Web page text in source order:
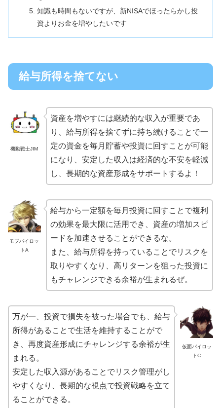
知識も時間もないですが、新NISAでほったらかし投
資よりお金を増やしたいです
給与所得を捨てない
機動戦士JIM
資産を増やすには継続的な収入が重要であ
り、給与所得を捨てずに持ち続けることで一
定の資金を毎月貯蓄や投資に回すことが可能
になり、安定した収入は経済的な不安を軽減
し、長期的な資産形成をサポートするよ！
モブパイロッ
トA
給与から一定額を毎月投資に回すことで複利
の効果を最大限に活用でき、資産の増加スピ
ードを加速させることができるな。
また、給与所得を持っていることでリスクを
取りやすくなり、高リターンを狙った投資に
もチャレンジできる余裕が生まれるぜ。
仮面パイロッ
トC
万が一、投資で損失を被った場合でも、給与
所得があることで生活を維持することがで
き、再度資産形成にチャレンジする余裕が生
まれる。
安定した収入源があることでリスク管理がし
やすくなり、長期的な視点で投資戦略を立て
ることができる。